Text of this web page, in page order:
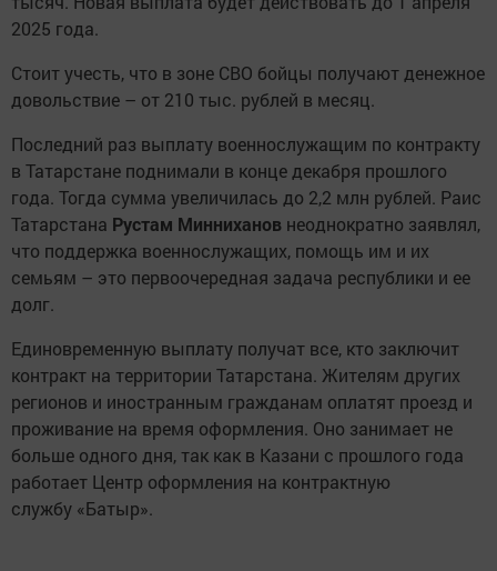
2025 года.
Стоит учесть, что в зоне СВО бойцы получают денежное
довольствие – от 210 тыс. рублей в месяц.
Последний раз выплату военнослужащим по контракту
в Татарстане поднимали в конце декабря прошлого
года. Тогда сумма увеличилась до 2,2 млн рублей. Раис
Татарстана Рустам Минниханов неоднократно заявлял,
что поддержка военнослужащих, помощь им и их
семьям – это первоочередная задача республики и ее
долг.
Единовременную выплату получат все, кто заключит
контракт на территории Татарстана. Жителям других
регионов и иностранным гражданам оплатят проезд и
проживание на время оформления. Оно занимает не
больше одного дня, так как в Казани с прошлого года
работает Центр оформления на контрактную
службу «Батыр».